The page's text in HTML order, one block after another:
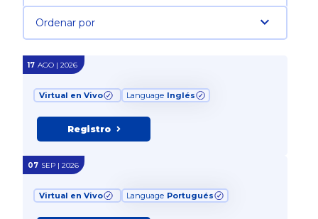
Ordenar por
17 AGO | 2026
Virtual en Vivo Language Inglés
Registro
07 SEP | 2026
Virtual en Vivo Language Portugués